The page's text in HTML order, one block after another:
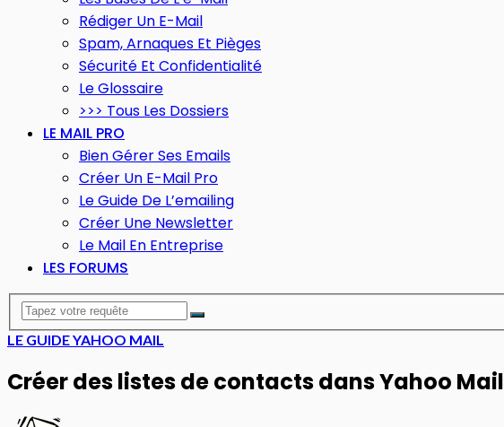
Rédiger Un E-Mail
Spam, Arnaques Et Pièges
Sécurité Et Confidentialité
Le Glossaire
>>> Tous Les Dossiers
LE MAIL PRO
Bien Gérer Ses Emails
Créer Un E-Mail Pro
Le Guide De L’emailing
Créer Une Newsletter
Le Mail En Entreprise
LES FORUMS
LE GUIDE YAHOO MAIL
Créer des listes de contacts dans Yahoo Mail